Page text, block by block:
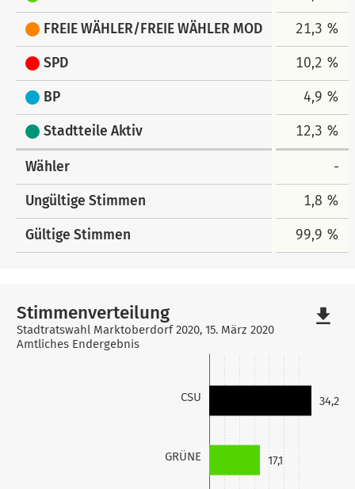
FREIE WÄHLER/FREIE WÄHLER MOD 21,3 %
SPD 10,2 %
BP 4,9 %
Stadtteile Aktiv 12,3 %
Wähler -
Ungültige Stimmen 1,8 %
Gültige Stimmen 99,9 %
CSU
GRÜNE
34,2
17,1
Stimmenverteilung
Stadtratswahl Marktoberdorf 2020, 15. März 2020
Amtliches Endergebnis
file_download